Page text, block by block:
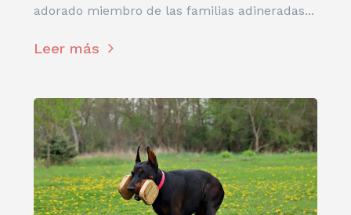
adorado miembro de las familias adineradas...
Leer más